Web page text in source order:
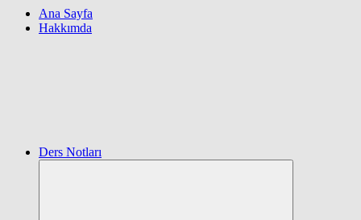
Ana Sayfa
Hakkımda
Ders Notları